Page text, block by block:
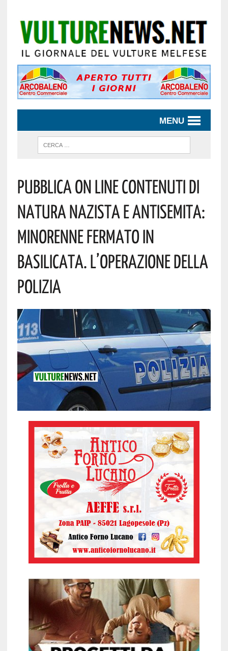
MENU
Pubblica On Line Contenuti Di
Natura Nazista E Antisemita:
Minorenne Fermato In
Basilicata. L’operazione Della
Polizia